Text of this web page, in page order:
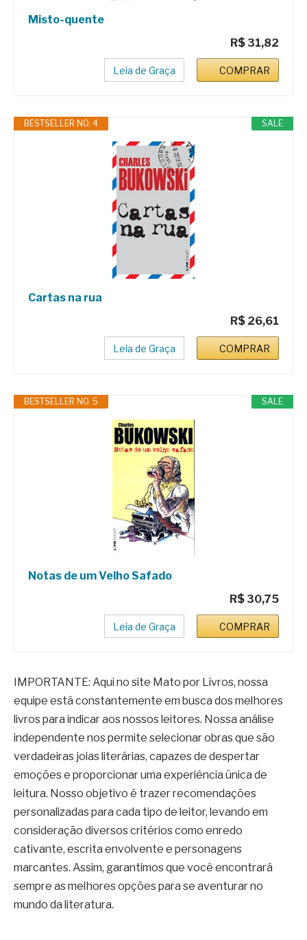
Misto-quente
R$ 31,82
Leia de Graça COMPRAR
SALE
BESTSELLER NO. 4
Cartas na rua
R$ 26,61
Leia de Graça COMPRAR
SALE
BESTSELLER NO. 5
Notas de um Velho Safado
R$ 30,75
Leia de Graça COMPRAR
IMPORTANTE: Aqui no site Mato por Livros, nossa
equipe está constantemente em busca dos melhores
livros para indicar aos nossos leitores. Nossa análise
independente nos permite selecionar obras que são
verdadeiras joias literárias, capazes de despertar
emoções e proporcionar uma experiência única de
leitura. Nosso objetivo é trazer recomendações
personalizadas para cada tipo de leitor, levando em
consideração diversos critérios como enredo
cativante, escrita envolvente e personagens
marcantes. Assim, garantimos que você encontrará
sempre as melhores opções para se aventurar no
mundo da literatura.